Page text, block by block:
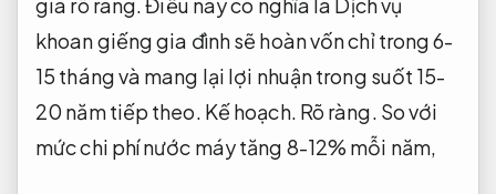
khoan giếng gia đình sẽ hoàn vốn chỉ trong 6-
15 tháng và mang lại lợi nhuận trong suốt 15-
20 năm tiếp theo. Kế hoạch. Rõ ràng. So với
mức chi phí nước máy tăng 8-12% mỗi năm,